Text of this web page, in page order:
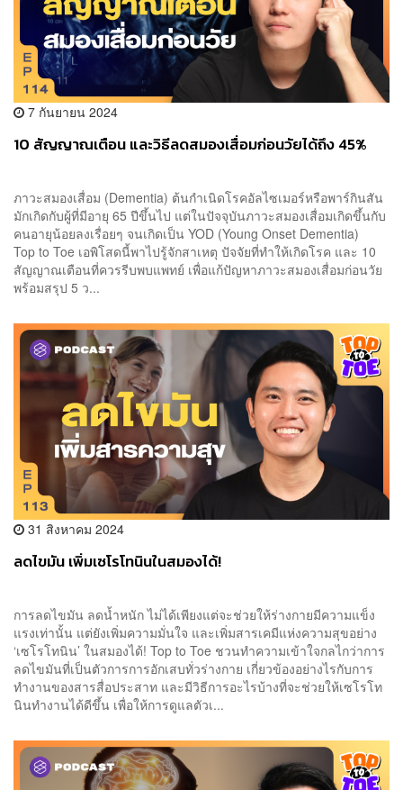
7 กันยายน 2024
10 สัญญาณเตือน และวิธีลดสมองเสื่อมก่อนวัยได้ถึง 45%
ภาวะสมองเสื่อม (Dementia) ต้นกำเนิดโรคอัลไซเมอร์หรือพาร์กินสัน
มักเกิดกับผู้ที่มีอายุ 65 ปีขึ้นไป แต่ในปัจจุบันภาวะสมองเสื่อมเกิดขึ้นกับ
คนอายุน้อยลงเรื่อยๆ จนเกิดเป็น YOD (Young Onset Dementia)
Top to Toe เอพิโสดนี้พาไปรู้จักสาเหตุ ปัจจัยที่ทำให้เกิดโรค และ 10
สัญญาณเตือนที่ควรรีบพบแพทย์ เพื่อแก้ปัญหาภาวะสมองเสื่อมก่อนวัย
พร้อมสรุป 5 ว...
31 สิงหาคม 2024
ลดไขมัน เพิ่มเซโรโทนินในสมองได้!
การลดไขมัน ลดน้ำหนัก ไม่ได้เพียงแต่จะช่วยให้ร่างกายมีความแข็ง
แรงเท่านั้น แต่ยังเพิ่มความมั่นใจ และเพิ่มสารเคมีแห่งความสุขอย่าง
‘เซโรโทนิน’ ในสมองได้! Top to Toe ชวนทำความเข้าใจกลไกว่าการ
ลดไขมันที่เป็นตัวการการอักเสบทั่วร่างกาย เกี่ยวข้องอย่างไรกับการ
ทำงานของสารสื่อประสาท และมีวิธีการอะไรบ้างที่จะช่วยให้เซโรโท
นินทำงานได้ดีขึ้น เพื่อให้การดูแลตัวเ...